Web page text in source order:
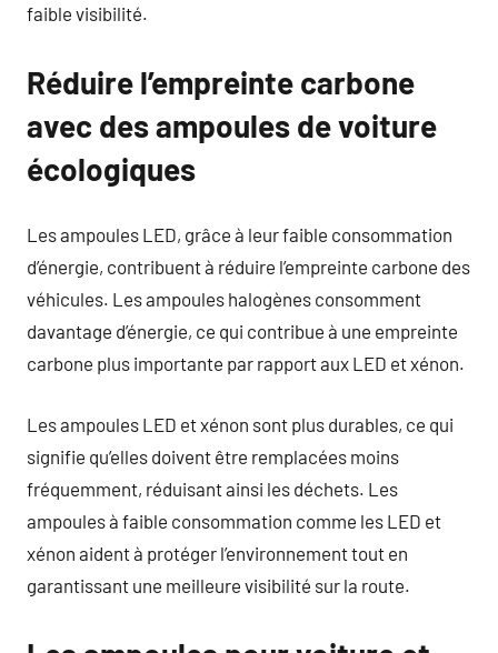
faible visibilité.
Réduire l’empreinte carbone
avec des ampoules de voiture
écologiques
Les ampoules LED, grâce à leur faible consommation
d’énergie, contribuent à réduire l’empreinte carbone des
véhicules. Les ampoules halogènes consomment
davantage d’énergie, ce qui contribue à une empreinte
carbone plus importante par rapport aux LED et xénon.
Les ampoules LED et xénon sont plus durables, ce qui
signifie qu’elles doivent être remplacées moins
fréquemment, réduisant ainsi les déchets. Les
ampoules à faible consommation comme les LED et
xénon aident à protéger l’environnement tout en
garantissant une meilleure visibilité sur la route.